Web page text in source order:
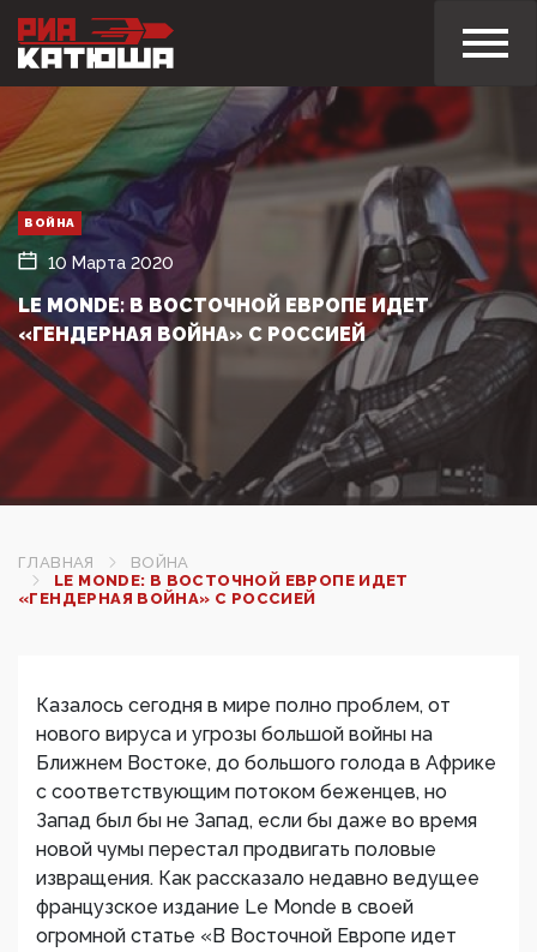
ВОЙНА
10 Марта 2020
LE MONDE: В ВОСТОЧНОЙ ЕВРОПЕ ИДЕТ
«ГЕНДЕРНАЯ ВОЙНА» С РОССИЕЙ
ГЛАВНАЯ
ВОЙНА
LE MONDE: В ВОСТОЧНОЙ ЕВРОПЕ ИДЕТ
«ГЕНДЕРНАЯ ВОЙНА» С РОССИЕЙ
Казалось сегодня в мире полно проблем, от
нового вируса и угрозы большой войны на
Ближнем Востоке, до большого голода в Африке
с соответствующим потоком беженцев, но
Запад был бы не Запад, если бы даже во время
новой чумы перестал продвигать половые
извращения. Как рассказало недавно ведущее
французское издание Le Monde в своей
огромной статье «В Восточной Европе идет